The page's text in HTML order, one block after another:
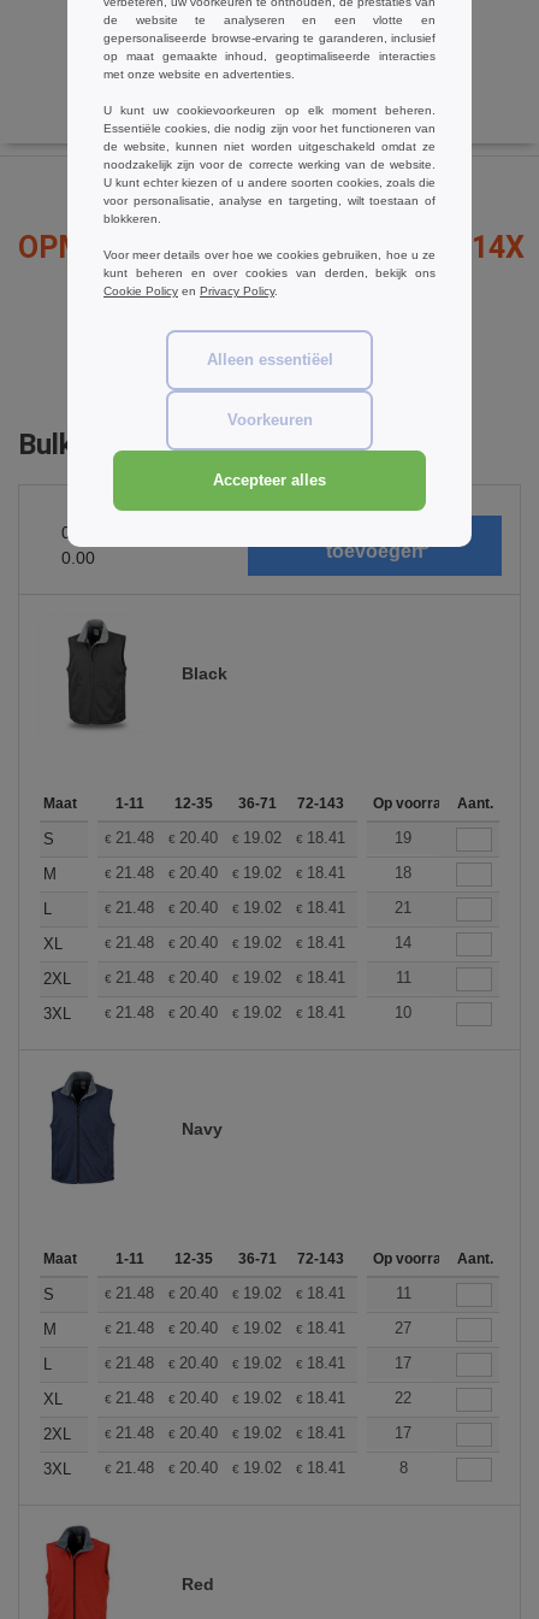
OPMERKINGEN OVER RESULT R214X
Bulk Orders
0
0.00
Black
Maat 1-11 12-35 36-71 72-143 144-287 288 + Meer
Op voorraadAant.
S € 21.48 € 20.40 € 19.02 € 18.41 17.49
19
M
€ 21.48 € 20.40 € 19.02 € 18.41 17.49
18
L
€ 21.48 € 20.40 € 19.02 € 18.41 17.49
21
XL
€ 21.48 € 20.40 € 19.02 € 18.41 17.49
14
2XL
€ 21.48 € 20.40 € 19.02 € 18.41 17.49
11
3XL
€ 21.48 € 20.40 € 19.02 € 18.41 17.49
10
Navy
Maat 1-11 12-35 36-71 72-143 144-287 288 + Meer
Op voorraadAant.
S € 21.48 € 20.40 € 19.02 € 18.41 17.49
11
M
€ 21.48 € 20.40 € 19.02 € 18.41 17.49
27
L
€ 21.48 € 20.40 € 19.02 € 18.41 17.49
17
XL
€ 21.48 € 20.40 € 19.02 € 18.41 17.49
22
2XL
€ 21.48 € 20.40 € 19.02 € 18.41 17.49
17
3XL
€ 21.48 € 20.40 € 19.02 € 18.41 17.49
8
Red
de website te analyseren en een vlotte en
gepersonaliseerde browse-ervaring te garanderen, inclusief
op maat gemaakte inhoud, geoptimaliseerde interacties
met onze website en advertenties.
U kunt uw cookievoorkeuren op elk moment beheren.
Essentiële cookies, die nodig zijn voor het functioneren van
de website, kunnen niet worden uitgeschakeld omdat ze
noodzakelijk zijn voor de correcte werking van de website.
U kunt echter kiezen of u andere soorten cookies, zoals die
voor personalisatie, analyse en targeting, wilt toestaan of
blokkeren.
Voor meer details over hoe we cookies gebruiken, hoe u ze
kunt beheren en over cookies van derden, bekijk ons
Cookie Policy en Privacy Policy.
Alleen essentiëel
Voorkeuren
Accepteer alles